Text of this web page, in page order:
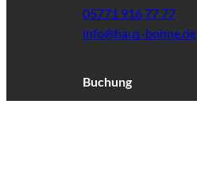
05771 916 77 77
info@haus-bohne.de
Buchung